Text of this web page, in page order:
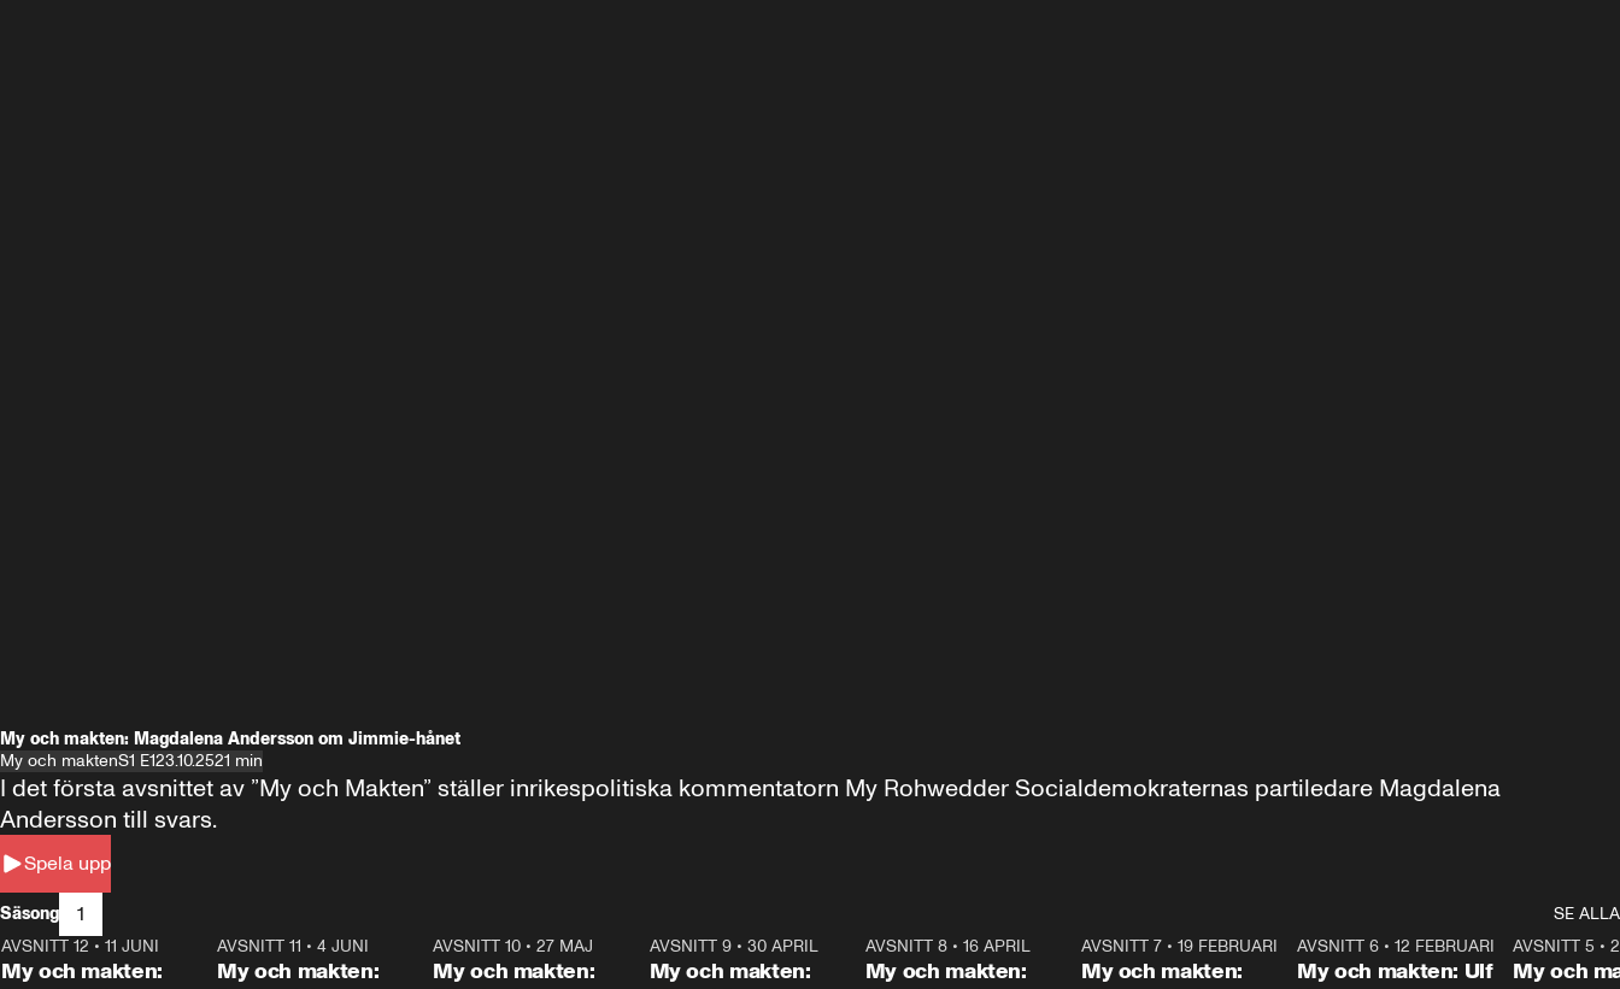
My och makten: Magdalena Andersson om Jimmie-hånet
My och maktenS1 E123.10.2521 min
Spela upp
I det första avsnittet av ”My och Makten” ställer inrikespolitiska kommentatorn My Rohwedder Socialdemokraternas partiledare Magdalena
Andersson till svars.
Säsong 1
SE ALLA
26:27
AVSNITT 12 • 11 JUNI
My och makten:
23:40
AVSNITT 11 •4 JUNI
My och makten:
AVSNITT 10 •27 MAJ
My och makten:
AVSNITT 9• 30 APRIL
My och makten:
AVSNITT 8• 16 APRIL
My och makten:
24:30
AVSNITT 7• 19 FEBRUARI
My och makten:
27:30
AVSNITT 6 •12 FEBRUARI
My och makten: Ulf
AVSNITT 5 •
My och